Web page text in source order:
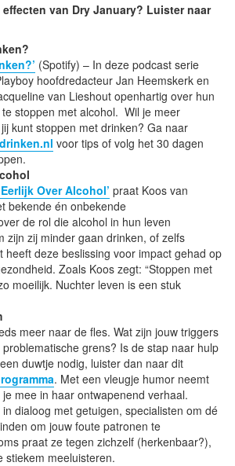
effecten van Dry January? Luister naar
(Spotify) – In deze podcast serie
hoofdredacteur Jan Heemskerk en
van Lieshout openhartig over hun
stoppen met alcohol. Wil je meer
kunt stoppen met drinken? Ga naar
voor tips of volg het 30 dagen
Over Alcohol’ praat Koos van
bekende én onbekende
de rol die alcohol in hun leven
zijn zij minder gaan drinken, of zelfs
heeft deze beslissing voor impact gehad op
Zoals Koos zegt: “Stoppen met
moeilijk. Nuchter leven is een stuk
meer naar de fles. Wat zijn jouw triggers
grens? Is de stap naar hulp
duwtje nodig, luister dan naar dit
. Met een vleugje humor neemt
je mee in haar ontwapenend verhaal.
dialoog met getuigen, specialisten om dé
om jouw foute patronen te
praat ze tegen zichzelf (herkenbaar?),
stiekem meeluisteren.